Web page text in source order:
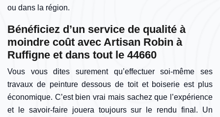
ou dans la région.
Bénéficiez d’un service de qualité à
moindre coût avec Artisan Robin à
Ruffigne et dans tout le 44660
Vous vous dites surement qu’effectuer soi-même ses
travaux de peinture dessous de toit et boiserie est plus
économique. C’est bien vrai mais sachez que l’expérience
et le savoir-faire jouera toujours sur le rendu final. Un